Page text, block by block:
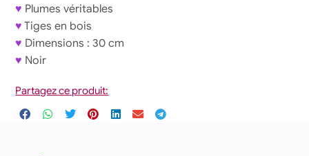
♥ Plumes véritables
♥ Tiges en bois
♥ Dimensions : 30 cm
♥ Noir
Partagez ce produit: